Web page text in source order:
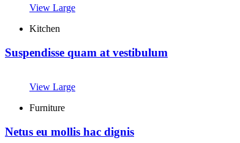
View Large
Kitchen
Suspendisse quam at vestibulum
View Large
Furniture
Netus eu mollis hac dignis